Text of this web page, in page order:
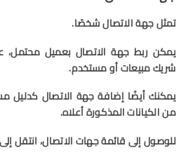
تمثل جهة الاتصال شخصًا.
يمكن ربط جهة الاتصال بعميل محتمل،
شريك مبيعات أو مستخدم.
يمكنك أيضًا إضافة جهة الاتصال كدليل
من الكيانات المذكورة أعلاه.
للوصول إلى قائمة جهات الاتصال، انتقل